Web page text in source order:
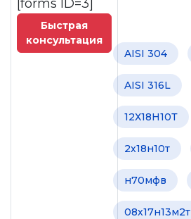
[forms ID=3]
Быстрая
консультация
AISI 304
AISI 316L
12Х18Н10Т
2х18н10т
н70мфв
08х17н13м2т